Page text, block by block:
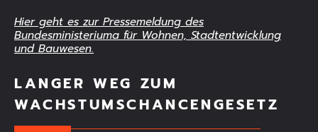
Hier geht es zur Pressemeldung des
Bundesministeriuma für Wohnen, Stadtentwicklung
und Bauwesen.
LANGER WEG ZUM
WACHSTUMSCHANCENGESETZ